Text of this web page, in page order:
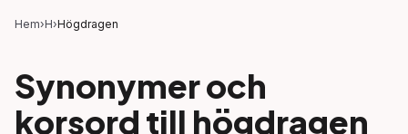
Hem›H›Högdragen
Synonymer och
korsord till högdragen